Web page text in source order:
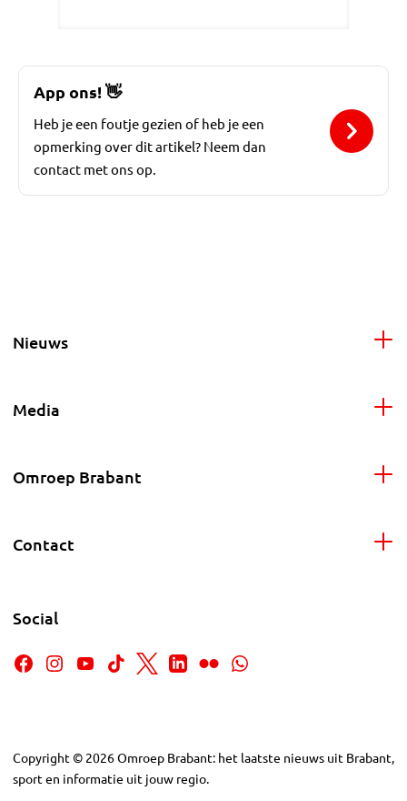
App ons!👋
Heb je een foutje gezien of heb je een
opmerking over dit artikel? Neem dan
contact met ons op.
Nieuws
Media
Omroep Brabant
Contact
Social
Copyright © 2026Omroep Brabant: het laatste nieuws uit Brabant,
sport en informatie uit jouw regio.